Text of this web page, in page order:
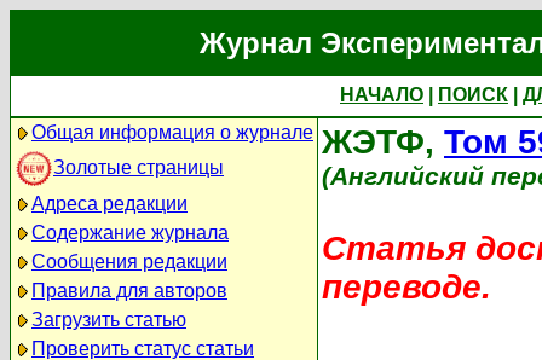
Журнал
НАЧАЛО ПОИСК
Общая информация о журнале
Золотые страницы
Адреса редакции
Содержание журнала
Сообщения редакции
Правила для авторов
Загрузить статью
Проверить статус статьи
ЖЭТФ, Том
(Английский
Статья
переводе.